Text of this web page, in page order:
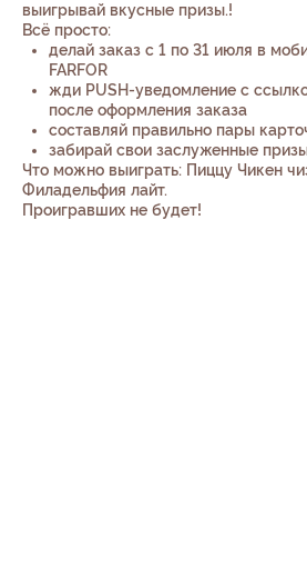
выигрывай вкусные призы.!
Всё просто:
делай заказ с 1 по 31 июля в
FARFOR
жди PUSH-уведомление с
после оформления заказа
составляй правильно пары
забирай свои заслуженные
Что можно выиграть: Пиццу Чикен
Филадельфия лайт.
Проигравших не будет!